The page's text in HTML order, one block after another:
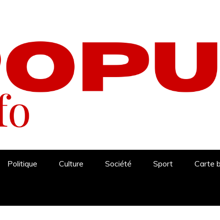
Politique Culture Société Sport Carte